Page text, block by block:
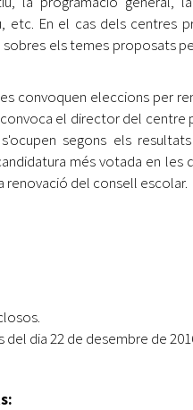
etc. En el cas dels centres
sobres els temes proposats
convoquen eleccions per
el director del centre
segons els
més votada en les
renovació del consell escolar.
dia 22 de desembre de